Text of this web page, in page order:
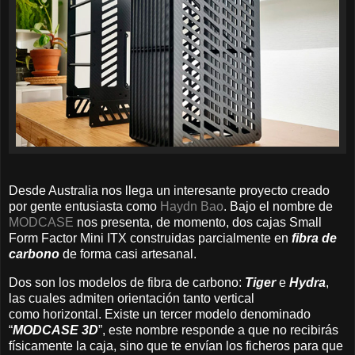
Desde Australia nos llega un interesante proyecto creado
por gente entusiasta como Haydn Bao. Bajo el nombre de
MODCASE nos presenta, de momento, dos cajas Small
Form Factor Mini ITX construidas parcialmente en fibra de
carbono de forma casi artesanal.
Dos son los modelos de fibra de carbono: Tigere Hydra,
las cuales admiten orientación tanto vertical
como horizontal. Existe un tercer modelo denominado
“MODCASE 3D”, este nombre responde a que no recibirás
físicamente la caja, sino que te envían los ficheros para que